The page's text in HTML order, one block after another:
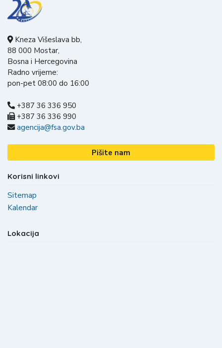
Kneza Višeslava bb,
88 000 Mostar,
Bosna i Hercegovina
Radno vrijeme:
pon-pet 08:00 do 16:00
+387 36 336 950
+387 36 336 990
agencija@fsa.gov.ba
Pišite nam
Korisni linkovi
Sitemap
Kalendar
Lokacija